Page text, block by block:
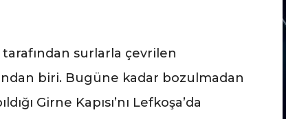
surlarla çevrilen
biri. Bugüne kadar bozulmadan
Girne Kapısı’nı Lefkoşa’da